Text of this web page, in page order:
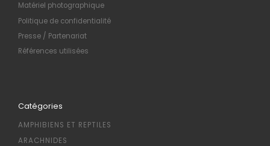
Matériel photographique
Politique de confidentialité
Presse / Partenariat
Références utilisées
Catégories
AMPHIBIENS ET REPTILES
ARACHNIDES